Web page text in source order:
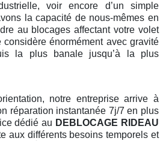
voir encore d’un simple
la capacité de nous-mêmes en
au blocages affectant votre volet
énormément avec gravité
la plus banale jusqu’à la plus
notre entreprise arrive à
réparation instantanée 7j/7 en plus
dédié au DEBLOCAGE RIDEAU
aux différents besoins temporels et